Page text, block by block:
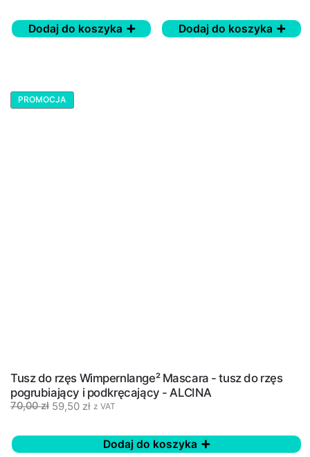
Dodaj do koszyka Dodaj do koszyka
PROMOCJA
Tusz do rzęs Wimpernlange² Mascara - tusz do rzęs
pogrubiający i podkręcający - ALCINA
70,00zł 59,50 zł z VAT
Dodaj do koszyka